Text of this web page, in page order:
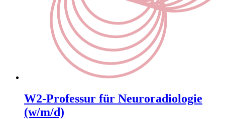
W2-Professur für Neuroradiologie
(w/m/d)